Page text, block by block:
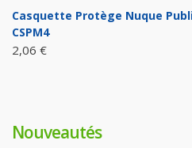
Casquette Protège Nuque
CSPM4
2,06 €
Nouveautés